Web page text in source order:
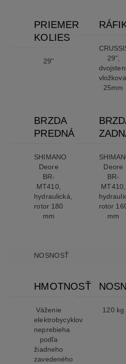
PRIEMER
KOLIES
29"
29",
25mm
BRZDA
PREDNÁ
SHIMANO
Deore
BR-
MT410,
hydraulická,
rotor 180
mm
Deore
BR-
MT410,
rotor
mm
NOSNOSŤ
HMOTNOSŤ
Váženie
elektrobycyklov
neprebieha
podľa
žiadneho
zavedeného
120 kg